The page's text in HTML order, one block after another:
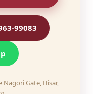
99083
Nagori Gate, Hisar,